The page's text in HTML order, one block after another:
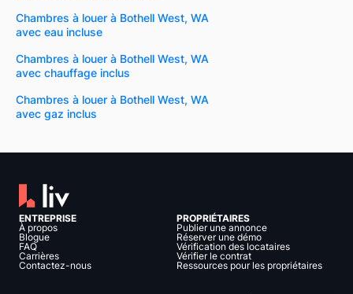
Chambres à louer à Bothell West, WA
avec eau incluse
Chambres à louer à Bothell West, WA
avec chauffage inclus
Chambres à louer à Bothell West, WA
avec gaz inclus
ENTREPRISE
À propos
Blogue
FAQ
Carrières
Contactez-nous
PROPRIÉTAIRES
Publier une annonce
Réserver une démo
Vérification des locataires
Vérifier le contrat
Ressources pour les propriétaires